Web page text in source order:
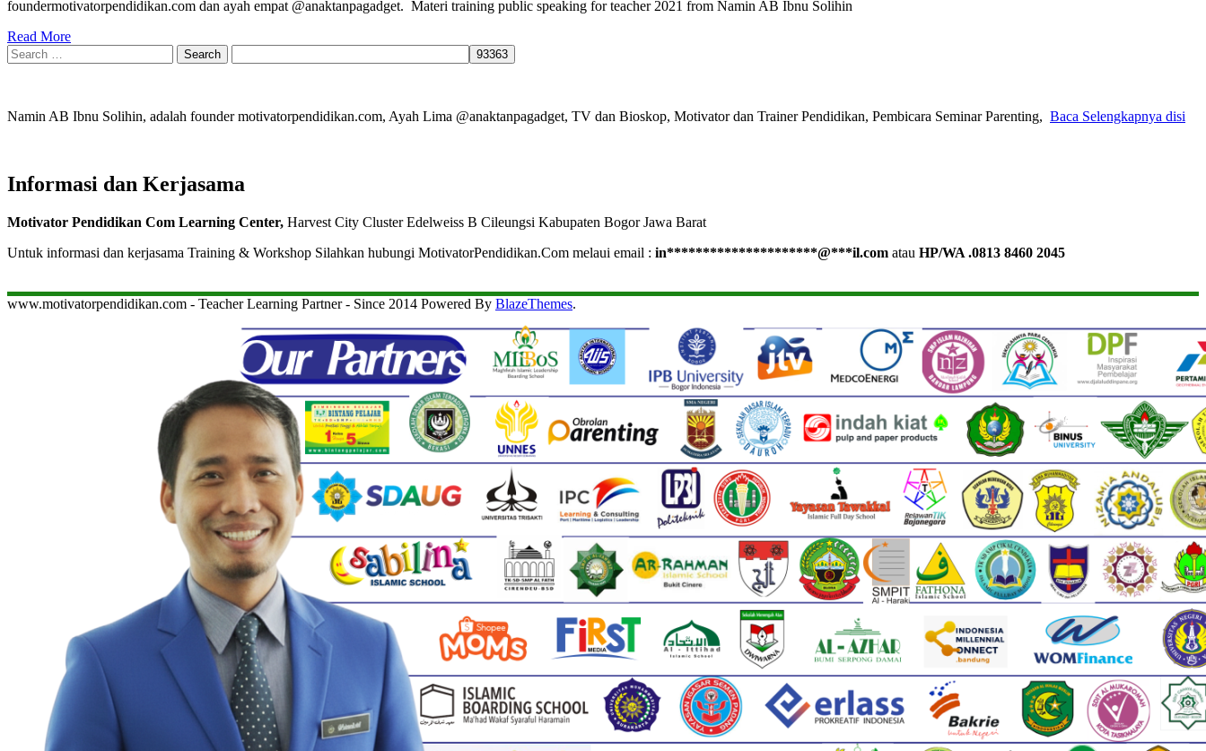
foundermotivatorpendidikan.com dan ayah empat @anaktanpagadget. Materi training public speaking for teacher 2021 from Namin AB Ibnu Solihin
Read More
Search
for:
Namin AB Ibnu Solihin, adalah founder motivatorpendidikan.com, Ayah Lima @anaktanpagadget, TV dan Bioskop, Motivator dan Trainer Pendidikan, Pembicara Seminar Parenting, Baca Selengkapnya disi
Informasi dan Kerjasama
Motivator Pendidikan Com Learning Center, Harvest City Cluster Edelweiss B Cileungsi Kabupaten Bogor Jawa Barat
Untuk informasi dan kerjasama Training & Workshop Silahkan hubungi MotivatorPendidikan.Com melaui email : in*********************@***il.com atau HP/WA .0813 8460 2045
www.motivatorpendidikan.com - Teacher Learning Partner - Since 2014 Powered By BlazeThemes.